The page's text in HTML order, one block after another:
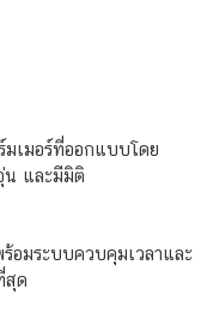
มเมอร์ที่ออกแบบโดย
น และมีมิติ
มระบบควบคุมเวลาและ
สุด